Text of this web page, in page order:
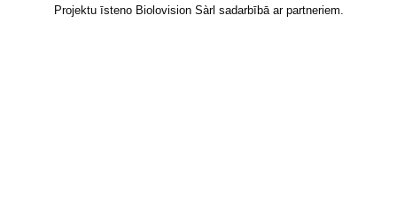
Projektu īsteno Biolovision Sàrl sadarbībā ar partneriem.